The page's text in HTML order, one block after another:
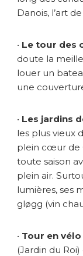
Danois, l’art
• Le tour des
doute la
louer un
une
• Les jardins
les plus vieux
plein cœur de
toute saison
plein air.
lumières, ses
gløgg (vin
• Tour en
(Jardin du